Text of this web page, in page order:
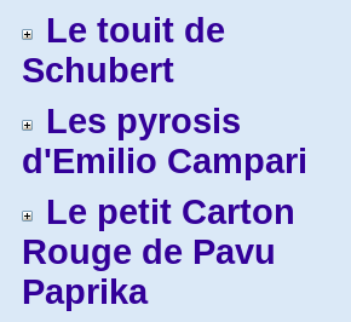
Le touit de
Schubert
Les pyrosis
d'Emilio Campari
Le petit Carton
Rouge de Pavu
Paprika